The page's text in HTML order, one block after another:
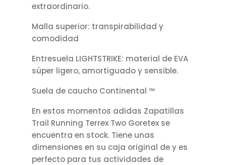
extraordinario.
Malla superior: transpirabilidad y
comodidad
Entresuela LIGHTSTRIKE: material de EVA
súper ligero, amortiguado y sensible.
Suela de caucho Continental ™
En estos momentos adidas Zapatillas
Trail Running Terrex Two Goretex se
encuentra en stock. Tiene unas
dimensiones en su caja original de y es
perfecto para tus actividades de